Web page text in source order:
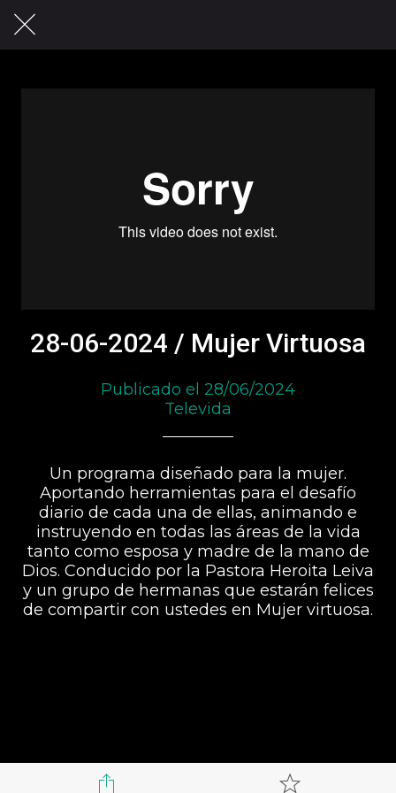
28-06-2024 / Mujer Virtuosa
Publicado el 28/06/2024
Televida
Un programa diseñado para la mujer.
Aportando herramientas para el desafío
diario de cada una de ellas, animando e
instruyendo en todas las áreas de la vida
tanto como esposa y madre de la mano de
Dios. Conducido por la Pastora Heroita Leiva
y un grupo de hermanas que estarán felices
de compartir con ustedes en Mujer virtuosa.